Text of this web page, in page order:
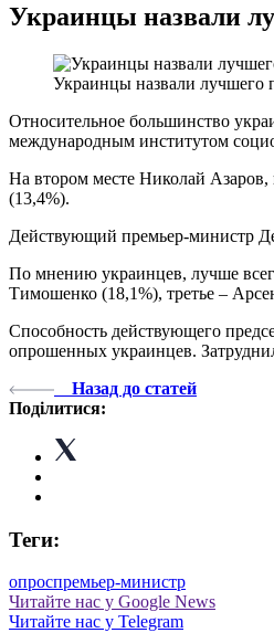
Украинцы назвали
Украинцы назвали лучшего
Относительное большинство
международным институтом
На втором месте Николай
(13,4%).
Действующий премьер-министр
По мнению украинцев, лучше
Тимошенко (18,1%), третье –
Способность действующего
опрошенных украинцев.
Назад до статей
Поділитися:
Теги:
опроспремьер-министр
Читайте нас у Google News
Читайте нас у Telegram